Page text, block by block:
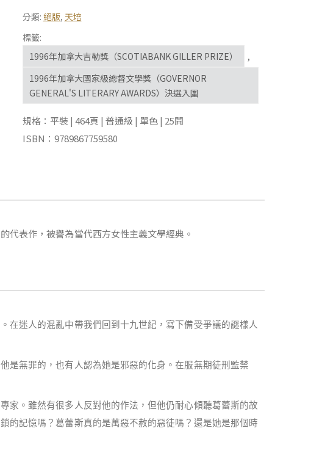
分類: 絕版, 天培
標籤:
1996年加拿大吉勒獎（SCOTIABANK GILLER PRIZE）
,
1996年加拿大國家級總督文學獎（GOVERNOR
GENERAL'S LITERARY AWARDS）決選入圍
規格：平裝 | 464頁 | 普通級 | 單色 | 25開
ISBN：9789867759580
表作，被譽為當代西方女性主義文學經典。
在迷人的混亂中帶我們回到十九世紀，寫下備受爭議的謎樣人
是無罪的，也有人認為她是邪惡的化身。在服無期徒刑監禁
家。雖然有很多人反對他的作法，但他仍耐心傾聽葛蕾斯的故
的記憶嗎？葛蕾斯真的是萬惡不赦的惡徒嗎？還是她是那個時